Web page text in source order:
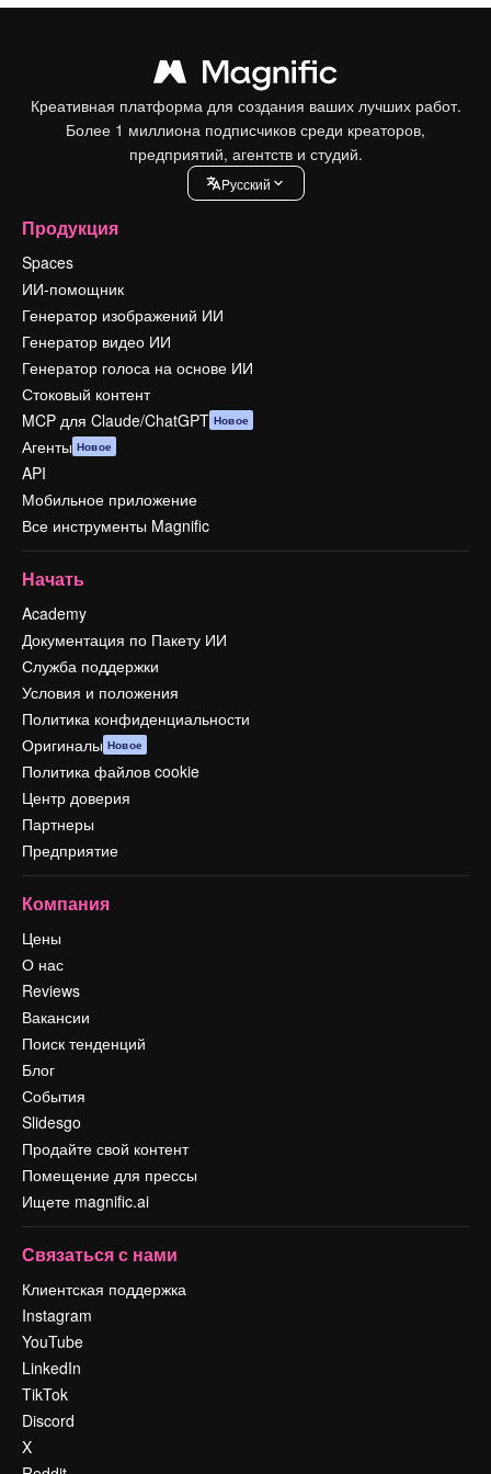
Креативная платформа для создания ваших лучших работ.
Более 1 миллиона подписчиков среди креаторов,
предприятий, агентств и студий.
Pусский
Продукция
Spaces
ИИ-помощник
Генератор изображений ИИ
Генератор видео ИИ
Генератор голоса на основе ИИ
Стоковый контент
MCP для Claude/ChatGPT Новое
Агенты Новое
API
Мобильное приложение
Все инструменты Magnific
Начать
Academy
Документация по Пакету ИИ
Служба поддержки
Условия и положения
Политика конфиденциальности
Оригиналы Новое
Политика файлов cookie
Центр доверия
Партнеры
Предприятие
Компания
Цены
О нас
Reviews
Вакансии
Поиск тенденций
Блог
События
Slidesgo
Продайте свой контент
Помещение для прессы
Ищете magnific.ai
Связаться с нами
Клиентская поддержка
Instagram
YouTube
LinkedIn
TikTok
Discord
X